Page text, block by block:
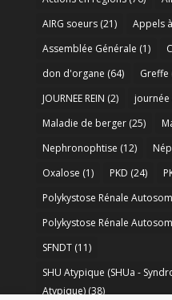
AIRG soeurs(21) Appels
Assemblée Générale (1)
don d'organe (64) Greffe
JOURNEE REIN (2) journée
Maladie de berger(25)
Nephronophtise (12)
Oxalose (1) PKD (24)
Polykystose Rénale
Polykystose Rénale
SFNDT(11)
SHU Atypique (SHUa -
Atypique)(38)